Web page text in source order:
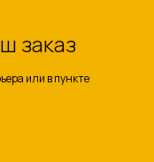
заказ
или в пункте